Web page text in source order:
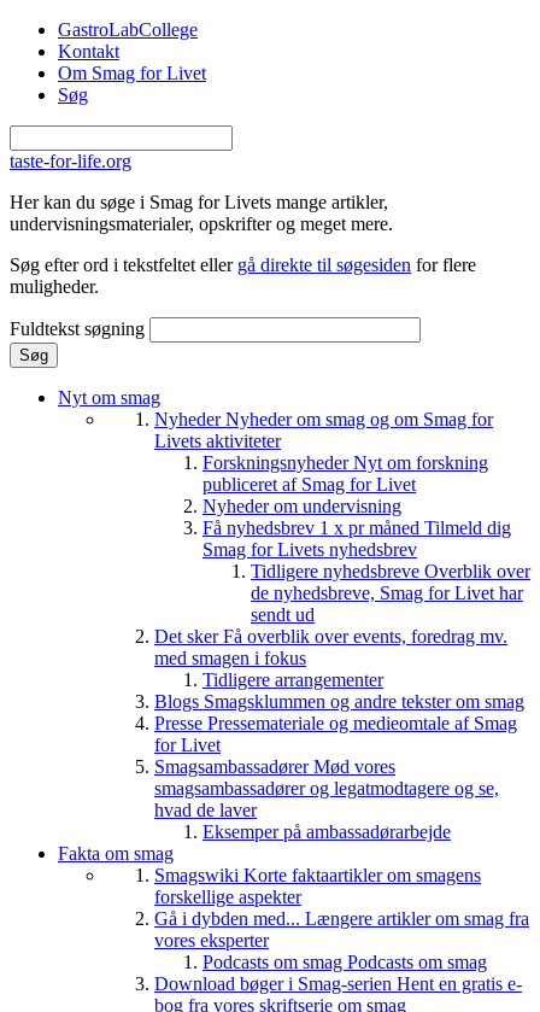
Gå til hovedindhold
GastroLabCollege
Kontakt
Om Smag for Livet
Søg
taste-for-life.org
Her kan du søge i Smag for Livets mange artikler,
undervisningsmaterialer, opskrifter og meget mere.
Søg efter ord i tekstfeltet eller gå direkte til søgesiden for flere
muligheder.
Fuldtekst søgning
Nyt om smag
NyhederNyheder om smag og om Smag for
Livets aktiviteter
ForskningsnyhederNyt om forskning
publiceret af Smag for Livet
Nyheder om undervisning
Få nyhedsbrev 1 x pr måned Tilmeld dig
Smag for Livets nyhedsbrev
Tidligere nyhedsbreve Overblik over
de nyhedsbreve, Smag for Livet har
sendt ud
Det skerFå overblik over events, foredrag mv.
med smagen i fokus
Tidligere arrangementer
Blogs Smagsklummen og andre tekster om smag
Presse Pressemateriale og medieomtale af Smag
for Livet
SmagsambassadørerMød vores
smagsambassadører og legatmodtagere og se,
hvad de laver
Eksemper på ambassadørarbejde
Fakta om smag
Smagswiki Korte faktaartikler om smagens
forskellige aspekter
Gå i dybden med... Længere artikler om smag fra
vores eksperter
Podcasts om smag Podcasts om smag
Download bøger i Smag-serien Hent en gratis e-
bog fra vores skriftserie om smag